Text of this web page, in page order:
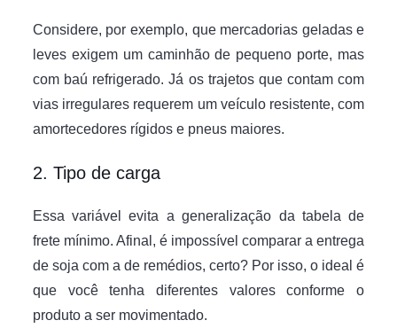
Considere, por exemplo, que mercadorias geladas e
leves exigem um caminhão de pequeno porte, mas
com baú refrigerado. Já os trajetos que contam com
vias irregulares requerem um veículo resistente, com
amortecedores rígidos e pneus maiores.
2. Tipo de carga
Essa variável evita a generalização da tabela de
frete mínimo. Afinal, é impossível comparar a entrega
de soja com a de remédios, certo? Por isso, o ideal é
que você tenha diferentes valores conforme o
produto a ser movimentado.